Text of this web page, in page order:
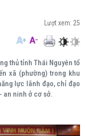
Lượt xem: 25
thủ tỉnh Thái Nguyên tổ
xã (phường) trong khu
lực lãnh đạo, chỉ đạo
an ninh ở cơ sở.